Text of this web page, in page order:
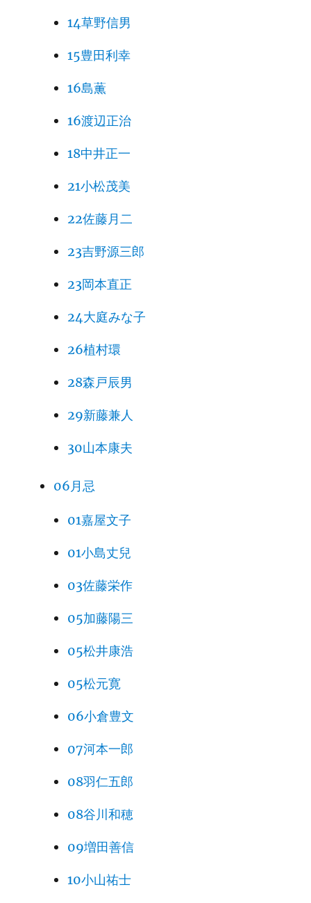
14草野信男
15豊田利幸
16島薫
16渡辺正治
18中井正一
21小松茂美
22佐藤月二
23吉野源三郎
23岡本直正
24大庭みな子
26植村環
28森戸辰男
29新藤兼人
30山本康夫
06月忌
01嘉屋文子
01小島丈兒
03佐藤栄作
05加藤陽三
05松井康浩
05松元寛
06小倉豊文
07河本一郎
08羽仁五郎
08谷川和穂
09増田善信
10小山祐士